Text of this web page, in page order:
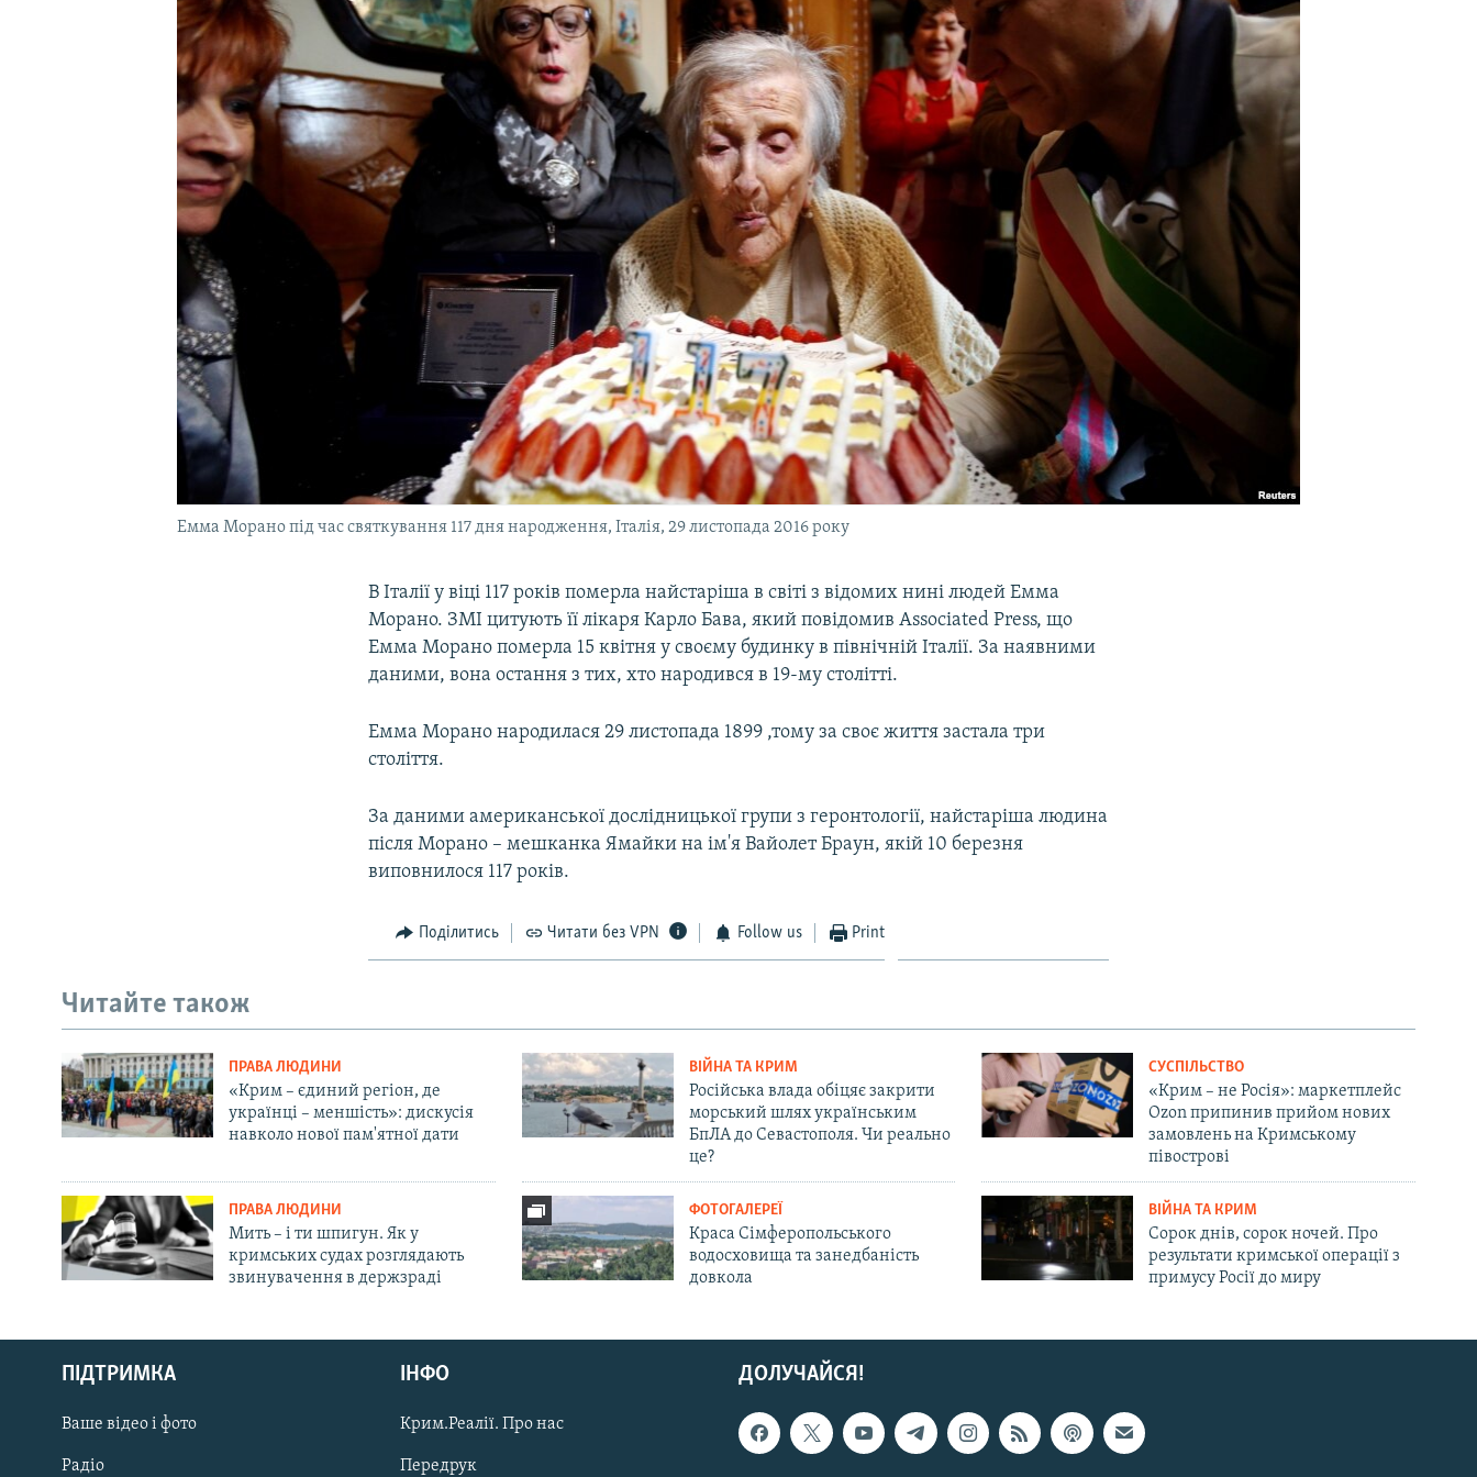
УКРАЇНСЬКА ПРОБЛЕМА КРИМУ
Русский
Qırımtatar
ДОЛУЧАЙСЯ!
Емма Морано під час святкування 117 дня народження, Італія, 29 листопада 2016 року
В Італії у віці 117 років померла найстаріша в світі з відомих нині людей Емма
Морано. ЗМІ цитують її лікаря Карло Бава, який повідомив Associated Press, що
Емма Морано померла 15 квітня у своєму будинку в північній Італії. За наявними
даними, вона остання з тих, хто народився в 19-му столітті.
Емма Морано народилася 29 листопада 1899 ,тому за своє життя застала три
століття.
За даними американської дослідницької групи з геронтології, найстаріша людина
після Морано – мешканка Ямайки на ім'я Вайолет Браун, якій 10 березня
виповнилося 117 років.
Поділитись Читати без VPN Follow us Print
Читайте також
ПРАВА ЛЮДИНИ
«Крим – єдиний регіон, де
українці – меншість»: дискусія
навколо нової пам'ятної дати
ВІЙНА ТА КРИМ
Російська влада обіцяє закрити
морський шлях українським
БпЛА до Севастополя. Чи реально
це?
СУСПІЛЬСТВО
«Крим – не Росія»: маркетплейс
Ozon припинив прийом нових
замовлень на Кримському
півострові
ПРАВА ЛЮДИНИ
Мить – і ти шпигун. Як у
кримських судах розглядають
звинувачення в держзраді
ФОТОГАЛЕРЕЇ
Краса Сімферопольського
водосховища та занедбаність
довкола
ВІЙНА ТА КРИМ
Сорок днів, сорок ночей. Про
результати кримської операції з
примусу Росії до миру
ДОЛУЧАЙСЯ!
ПІДТРИМКА
Ваше відео і фото
Радіо
ІНФО
Крим.Реалії. Про нас
Передрук